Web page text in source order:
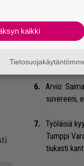
Row’ssa
uuden videon
Eppu
tunnelma
Arvio:
suvereeni,
Työläisiä
Tumppi
tiukasti
kaikki